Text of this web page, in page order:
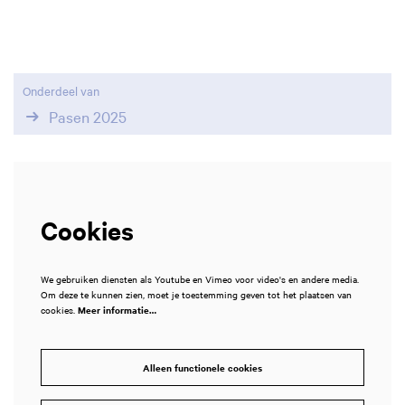
Onderdeel van
Pasen 2025
Cookies
We gebruiken diensten als Youtube en Vimeo voor video's en andere media.
Om deze te kunnen zien, moet je toestemming geven tot het plaatsen van
cookies. Meer informatie…
Alleen functionele cookies